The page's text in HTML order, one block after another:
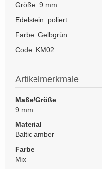
Größe: 9 mm
Edelstein: poliert
Farbe: Gelbgrün
Code: KM02
Artikelmerkmale
Maße/Größe
9 mm
Material
Baltic amber
Farbe
Mix